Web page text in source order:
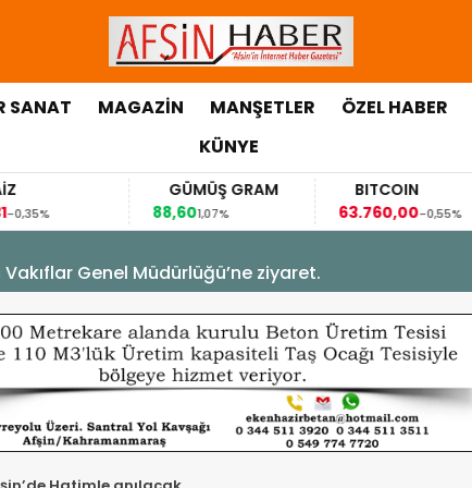
SANAT MAGAZİN MANŞETLER ÖZEL HABER
KÜNYE
-0,35%
GÜMÜŞ GRAM
88,601,07%
BITCOIN
63.760,00-0,55%
Genel Müdürlüğü’ne ziyaret.